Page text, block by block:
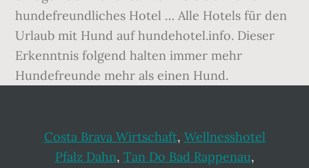
Costa Brava Wirtschaft, Wellnesshotel
Pfalz Dahn, Tan Do Bad Rappenau,